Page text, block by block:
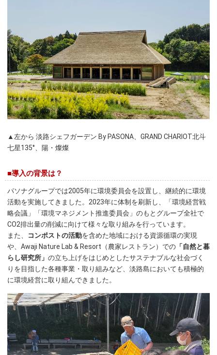
▲左から 淡路シェフガーデン By PASONA、GRAND CHARIOT北斗
七星135°、陽・燦燦
■導入の背景は？
パソナグループでは2005年に環境委員会を設置し、継続的に環境
活動を実施してきました。2023年に体制を刷新し、「環境経営戦
略会議」「環境マネジメント推進委員会」のもとグループ全社で
CO2排出量の削減に向けて様々な取り組みを行っています。
また、
コンポストの活動を含めた地域における資源循環の実現
や、Awaji Nature Lab & Resort（農家レストラン）での 「自然と暮
らし研究所」 の立ち上げをはじめとしたサステナブルな社会づく
りを目指した各種事業・取り組みなど、淡路島においても積極的
に環境経営に取り組んできました。